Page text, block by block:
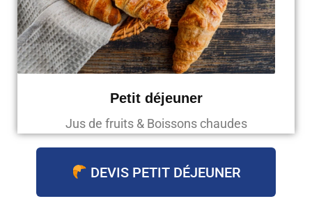
Petit déjeuner
Jus de fruits & Boissons chaudes
DEVIS PETIT DÉJEUNER